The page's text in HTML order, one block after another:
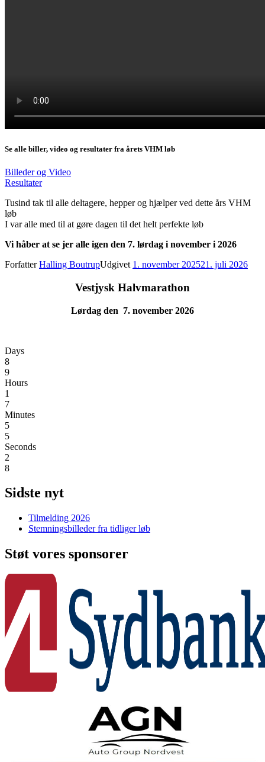
Se alle biller, video og resultater fra årets VHM løb
Billeder og Video
Resultater
Tusind tak til alle deltagere, hepper og hjælper ved dette års VHM
løb
I var alle med til at gøre dagen til det helt perfekte løb
Vi håber at se jer alle igen den 7. lørdag i november i 2026
ForfatterHalling BoutrupUdgivet 1. november 202521. juli 2026
Vestjysk Halvmarathon
Lørdag den 7. november 2026
Days
8
9
Hours
1
7
Minutes
5
5
Seconds
2
8
Sidste nyt
Tilmelding 2026
Stemningsbilleder fra tidliger løb
Støt vores sponsorer